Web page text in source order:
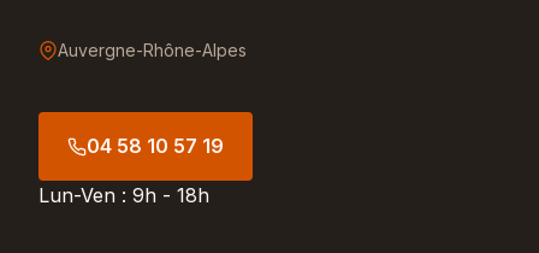
Auvergne-Rhône-Alpes
04 58 10 57 19
Lun-Ven : 9h - 18h